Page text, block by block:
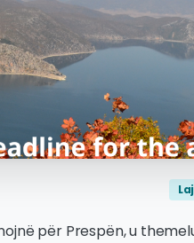
për Prespën, u